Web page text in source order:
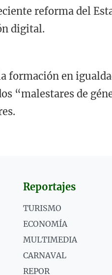
reforma del
digital.
formación en
“malestares de
Reportajes
TURISMO
ECONOMÍA
MULTIMEDIA
CARNAVAL
REPOR